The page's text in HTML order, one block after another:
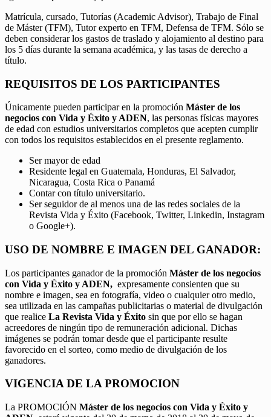
Matrícula, cursado, Tutorías (Academic Advisor), Trabajo de Final
de Máster (TFM), Tutor experto en TFM, Defensa de TFM. Sólo se
deben considerar los gastos de traslado y alojamiento al destino para
los 5 días durante la semana académica, y las tasas de derecho a
título.
REQUISITOS DE LOS PARTICIPANTES
Únicamente pueden participar en la promoción Máster de los
negocios con Vida y Éxito y ADEN, las personas físicas mayores
de edad con estudios universitarios completos que acepten cumplir
con todos los requisitos establecidos en el presente reglamento.
Ser mayor de edad
Residente legal en Guatemala, Honduras, El Salvador,
Nicaragua, Costa Rica o Panamá
Contar con título universitario.
Ser seguidor de al menos una de las redes sociales de la
Revista Vida y Éxito (Facebook, Twitter, Linkedin, Instagram
o Google+).
USO DE NOMBRE E IMAGEN DEL GANADOR:
Los participantes ganador de la promoción Máster de los negocios
con Vida y Éxito y ADEN, expresamente consienten que su
nombre e imagen, sea en fotografía, video o cualquier otro medio,
sea utilizada en las campañas publicitarias o material de divulgación
que realice La Revista Vida y Éxito sin que por ello se hagan
acreedores de ningún tipo de remuneración adicional. Dichas
imágenes se podrán tomar desde que el participante resulte
favorecido en el sorteo, como medio de divulgación de los
ganadores.
VIGENCIA DE LA PROMOCION
La PROMOCIÓN Máster de los negocios con Vida y Éxito y